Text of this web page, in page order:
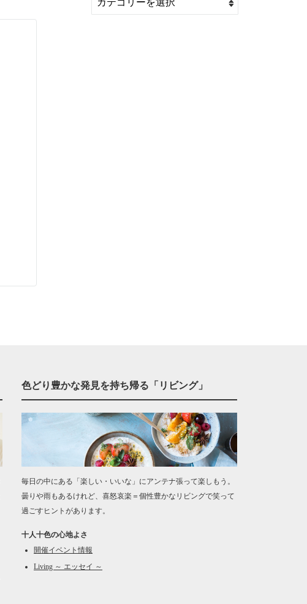
色どり豊かな発見を持ち帰る「リビング」
毎日の中にある「楽しい・いいな」にアンテナ張って楽しもう。
曇りや雨もあるけれど、喜怒哀楽＝個性豊かなリビングで笑って
過ごすヒントがあります。
十人十色の心地よさ
開催イベント情報
Living ～ エッセイ ～